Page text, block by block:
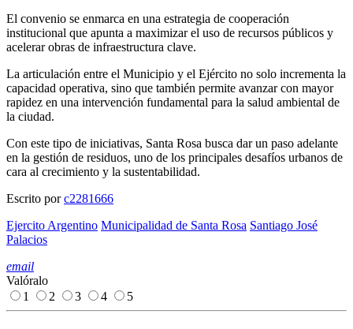
El convenio se enmarca en una estrategia de cooperación
institucional que apunta a maximizar el uso de recursos públicos y
acelerar obras de infraestructura clave.
La articulación entre el Municipio y el Ejército no solo incrementa la
capacidad operativa, sino que también permite avanzar con mayor
rapidez en una intervención fundamental para la salud ambiental de
la ciudad.
Con este tipo de iniciativas, Santa Rosa busca dar un paso adelante
en la gestión de residuos, uno de los principales desafíos urbanos de
cara al crecimiento y la sustentabilidad.
Escrito porc2281666
Ejercito Argentino Municipalidad de Santa Rosa Santiago José
Palacios
email
Valóralo
1
2 3 4 5